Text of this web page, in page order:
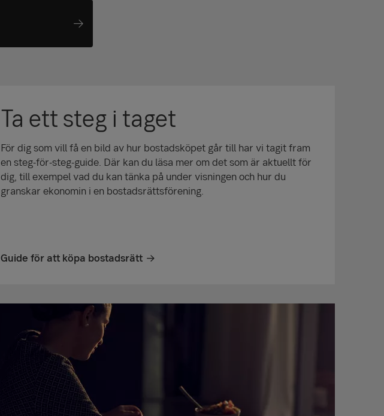
Ta ett steg i taget
För dig som vill få en bild av hur bostadsköpet går till har vi tagit fram
en steg-för-steg-guide. Där kan du läsa mer om det som är aktuellt för
dig, till exempel vad du kan tänka på under visningen och hur du
granskar ekonomin i en bostadsrättsförening.
Guide för att köpa bostadsrätt